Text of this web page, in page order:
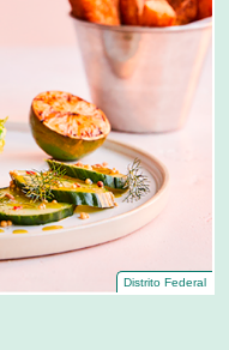
Distrito Federal